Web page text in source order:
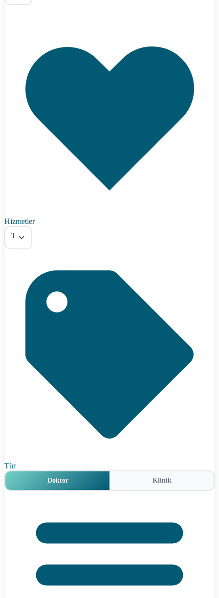
Hizmetler
Tümü
Tür
Doktor Klinik